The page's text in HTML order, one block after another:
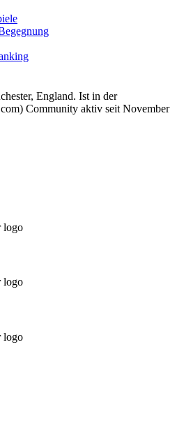
England. Ist in der
Community aktiv seit November